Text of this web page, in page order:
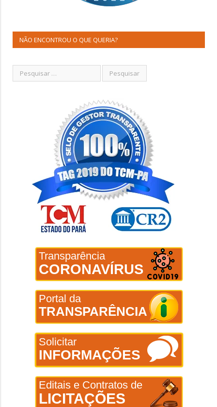
NÃO ENCONTROU O QUE QUERIA?
Transparência
CORONAVÍRUS
Portal da
TRANSPARÊNCIA
Solicitar
INFORMAÇÕES
Editais e Contratos de
LICITAÇÕES